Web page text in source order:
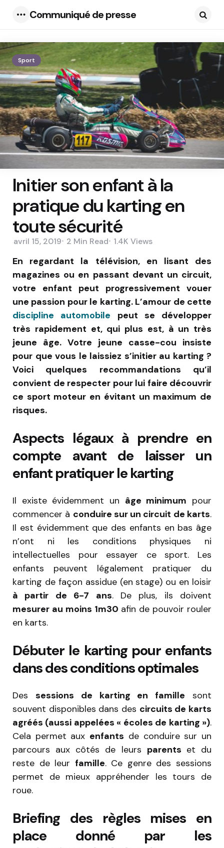
Communiqué de presse
Sport
Initier son enfant à la
pratique du karting en
toute sécurité
avril 15, 2019 2 Min Read 1.4K Views
En regardant la télévision, en lisant des
magazines ou en passant devant un circuit,
votre enfant peut progressivement vouer
une passion pour le karting. L’amour de cette
discipline automobile peut se développer
très rapidement et, qui plus est, à un très
jeune âge. Votre jeune casse-cou insiste
pour que vous le laissiez s’initier au karting ?
Voici quelques recommandations qu’il
convient de respecter pour lui faire découvrir
ce sport moteur en évitant un maximum de
risques.
Aspects légaux à prendre en
compte avant de laisser un
enfant pratiquer le karting
Il existe évidemment un âge minimum pour
commencer à conduire sur un circuit de karts.
Il est évidemment que des enfants en bas âge
n’ont ni les conditions physiques ni
intellectuelles pour essayer ce sport. Les
enfants peuvent légalement pratiquer du
karting de façon assidue (en stage) ou en loisir
à partir de 6-7 ans. De plus, ils doivent
mesurer au moins 1m30 afin de pouvoir rouler
en karts.
Débuter le karting pour enfants
dans des conditions optimales
Des sessions de karting en famille sont
souvent disponibles dans des circuits de karts
agréés (aussi appelées « écoles de karting »).
Cela permet aux enfants de conduire sur un
parcours aux côtés de leurs parents et du
reste de leur famille. Ce genre des sessions
permet de mieux appréhender les tours de
roue.
Briefing des règles mises en
place donné par les